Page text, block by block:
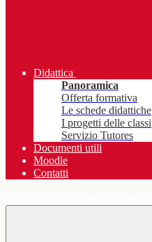
Didattica
Panoramica
Offerta formativa
Le schede didattiche
I progetti delle classi
Servizio Tutores
Documenti utili
Moodle
Contatti